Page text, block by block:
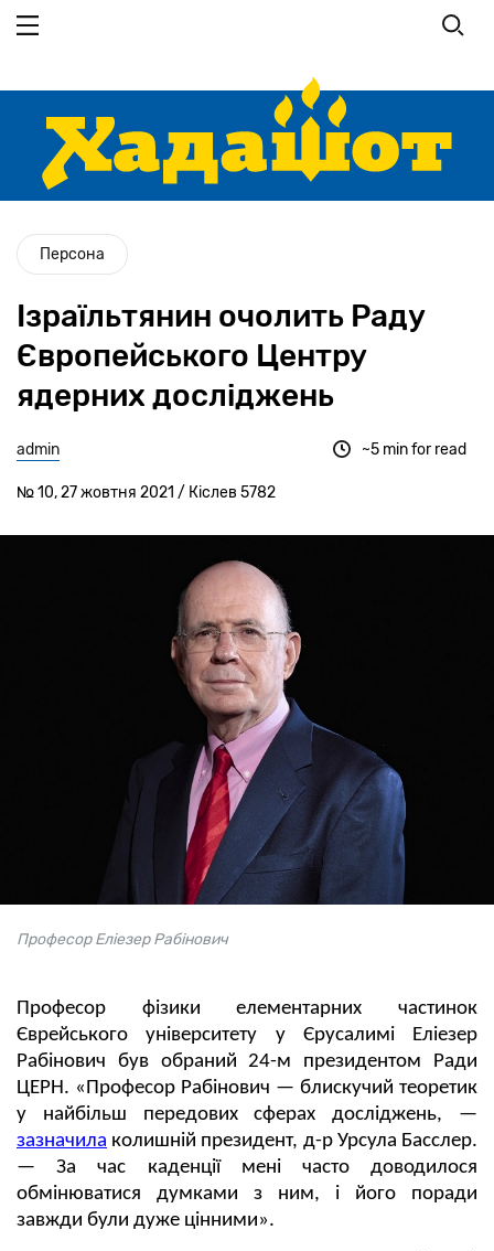
Персона
Ізраїльтянин очолить Раду
Європейського Центру
ядерних досліджень
admin
№ 10, 27 жовтня 2021 / Кіслев 5782
~5 min for read
Професор Еліезер Рабінович
Професор фізики елементарних частинок
Єврейського університету у Єрусалимі Еліезер
Рабінович був обраний 24-м президентом Ради
ЦЕРН. «Професор Рабінович — блискучий теоретик
у найбільш передових сферах досліджень, —
зазначила колишній президент, д-р Урсула Басслер.
— За час каденції мені часто доводилося
обмінюватися думками з ним, і його поради
завжди були дуже цінними».